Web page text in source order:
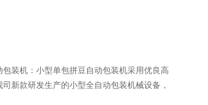
装机：小型单包拼豆自动包装机​采用优良高
新款研发生产的小型全自动包装机械设备，